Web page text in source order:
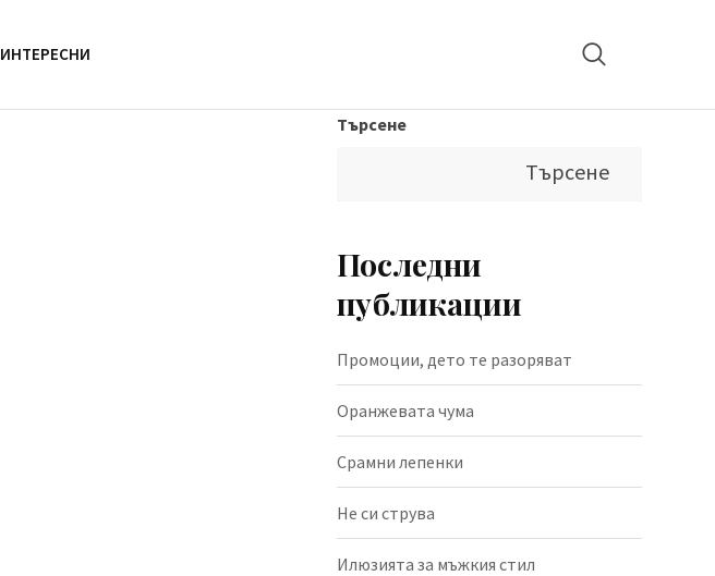
ИНТЕРЕСНИ
Търсене
Търсене
Последни
публикации
Промоции, дето те разоряват
Оранжевата чума
Срамни лепенки
Не си струва
Илюзията за мъжкия стил